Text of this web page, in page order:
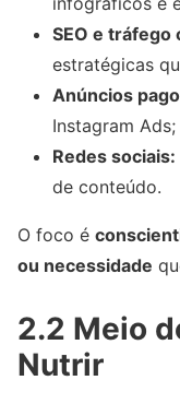
SEO e tráfego
estratégicas
Anúncios
Instagram Ads;
Redes sociais:
de conteúdo.
O foco é
ou necessidade
2.2 Meio
Nutrir